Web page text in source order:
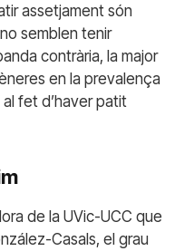
assetjament són
semblen tenir
contrària, la major
en la prevalença
al fet d’haver patit
de la UVic-UCC que
Casals, el grau